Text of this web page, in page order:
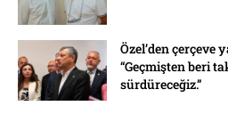
Özel’den çerçeve
“Geçmişten beri
sürdüreceğiz.”